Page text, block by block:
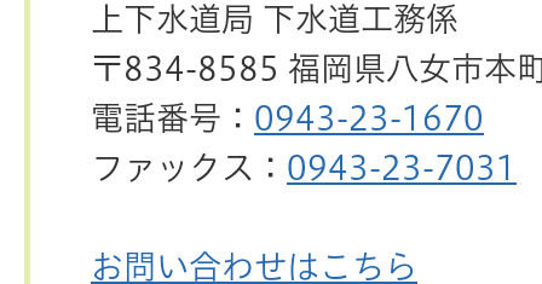
上下水道局 下水道工務係
〒834-8585 福岡県八女市本
電話番号： 0943-23-1670
ファックス： 0943-23-7031
お問い合わせはこちら